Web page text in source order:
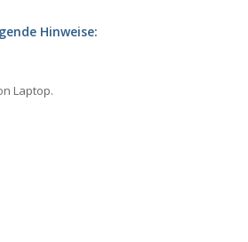
Hinweise:
Laptop.